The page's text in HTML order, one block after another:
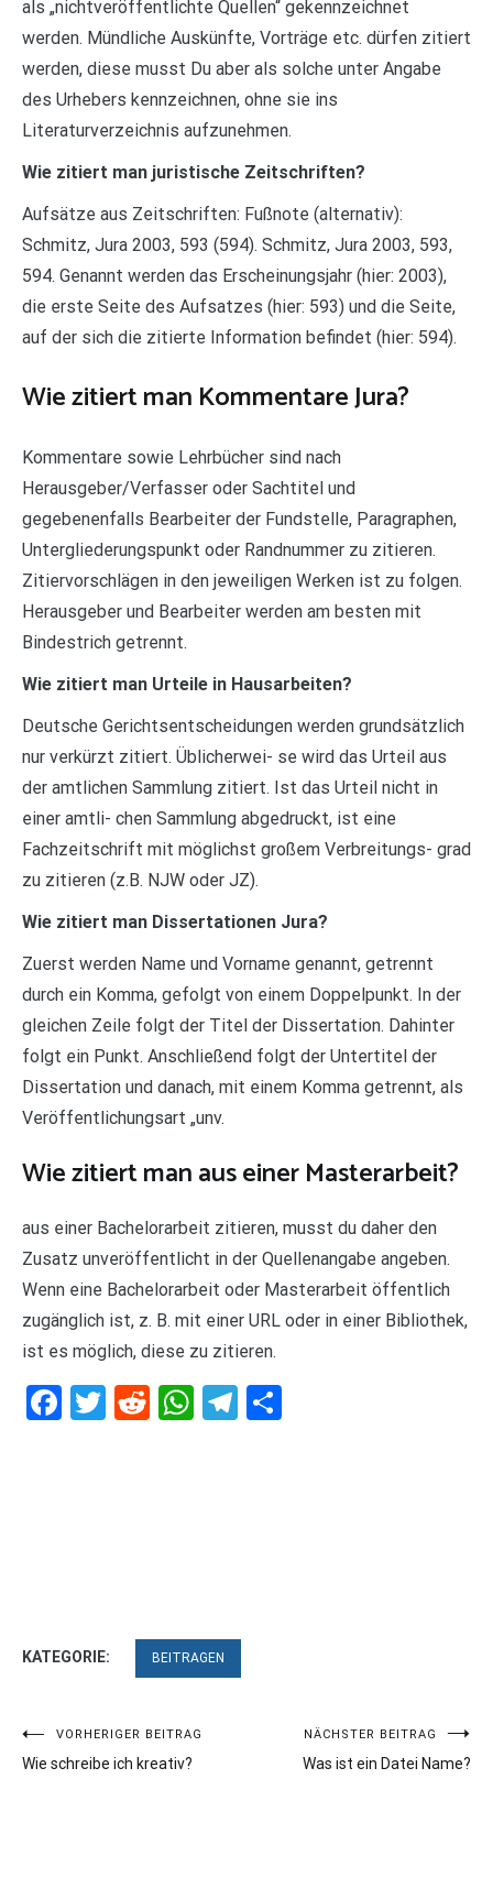
als „nichtveröffentlichte Quellen“ gekennzeichnet
werden. Mündliche Auskünfte, Vorträge etc. dürfen zitiert
werden, diese musst Du aber als solche unter Angabe
des Urhebers kennzeichnen, ohne sie ins
Literaturverzeichnis aufzunehmen.
Wie zitiert man juristische Zeitschriften?
Aufsätze aus Zeitschriften: Fußnote (alternativ):
Schmitz, Jura 2003, 593 (594). Schmitz, Jura 2003, 593,
594. Genannt werden das Erscheinungsjahr (hier: 2003),
die erste Seite des Aufsatzes (hier: 593) und die Seite,
auf der sich die zitierte Information befindet (hier: 594).
Wie zitiert man Kommentare Jura?
Kommentare sowie Lehrbücher sind nach
Herausgeber/Verfasser oder Sachtitel und
gegebenenfalls Bearbeiter der Fundstelle, Paragraphen,
Untergliederungspunkt oder Randnummer zu zitieren.
Zitiervorschlägen in den jeweiligen Werken ist zu folgen.
Herausgeber und Bearbeiter werden am besten mit
Bindestrich getrennt.
Wie zitiert man Urteile in Hausarbeiten?
Deutsche Gerichtsentscheidungen werden grundsätzlich
nur verkürzt zitiert. Üblicherwei- se wird das Urteil aus
der amtlichen Sammlung zitiert. Ist das Urteil nicht in
einer amtli- chen Sammlung abgedruckt, ist eine
Fachzeitschrift mit möglichst großem Verbreitungs- grad
zu zitieren (z.B. NJW oder JZ).
Wie zitiert man Dissertationen Jura?
Zuerst werden Name und Vorname genannt, getrennt
durch ein Komma, gefolgt von einem Doppelpunkt. In der
gleichen Zeile folgt der Titel der Dissertation. Dahinter
folgt ein Punkt. Anschließend folgt der Untertitel der
Dissertation und danach, mit einem Komma getrennt, als
Veröffentlichungsart „unv.
Wie zitiert man aus einer Masterarbeit?
aus einer Bachelorarbeit zitieren, musst du daher den
Zusatz unveröffentlicht in der Quellenangabe angeben.
Wenn eine Bachelorarbeit oder Masterarbeit öffentlich
zugänglich ist, z. B. mit einer URL oder in einer Bibliothek,
ist es möglich, diese zu zitieren.
Facebook
Twitter
RedditWhatsApp
Telegram
KATEGORIE: BEITRAGEN
Beitragsnavigation
VORHERIGER BEITRAG
Wie schreibe ich kreativ?
NÄCHSTER BEITRAG
Was ist ein Datei Name?